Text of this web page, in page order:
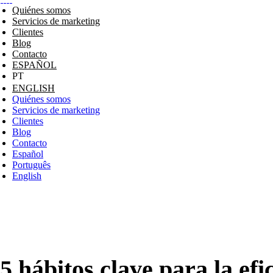
Quiénes somos
Servicios de marketing
Clientes
Blog
Contacto
ESPAÑOL
ENGLISH
Quiénes somos
Servicios de marketing
Clientes
Blog
Contacto
Español
Português
English